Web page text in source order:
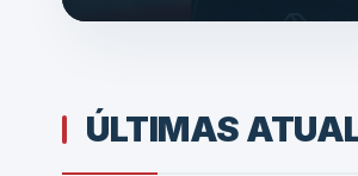
ÚLTIMAS